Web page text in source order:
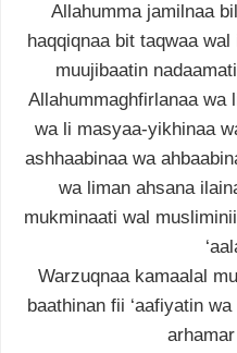
Allahumma jamilnaa
haqqiqnaa bit taqwaa
muujibaatin
Allahummaghfirlanaa wa
wa li masyaa-yikhinaa
ashhaabinaa wa
wa liman ahsana
mukminaati wal
Warzuqnaa kamaalal
baathinan fii ‘aafiyatin